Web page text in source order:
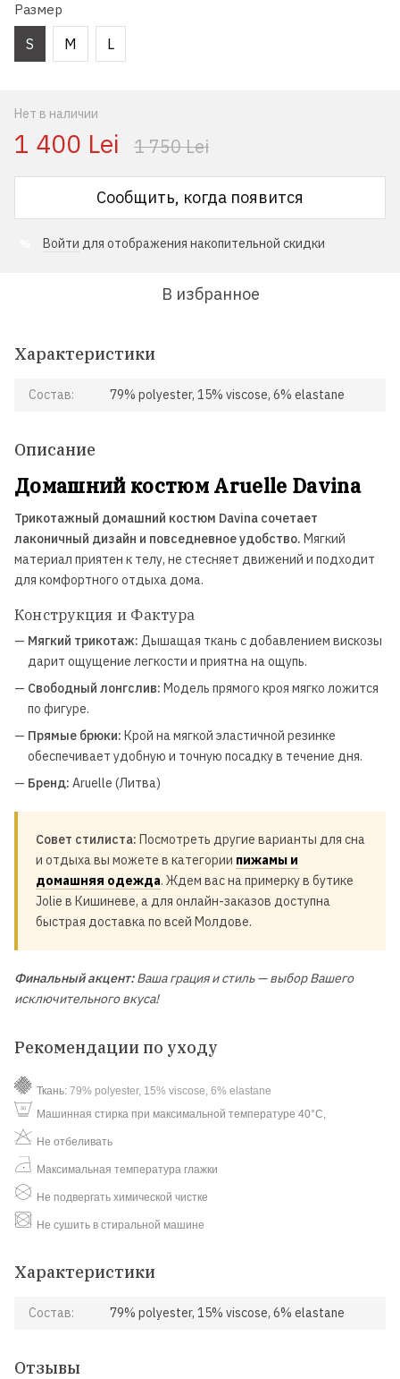
Размер
S M L
Нет в наличии
1 400 Lei 1 750 Lei
Сообщить, когда появится
Войти для отображения накопительной скидки
В избранное
Характеристики
Состав: 79% polyester, 15% viscose, 6% elastane
Описание
Домашний костюм Aruelle Davina
Трикотажный домашний костюм Davina сочетает
лаконичный дизайн и повседневное удобство. Мягкий
материал приятен к телу, не стесняет движений и подходит
для комфортного отдыха дома.
Конструкция и Фактура
— Мягкий трикотаж: Дышащая ткань с добавлением вискозы
дарит ощущение легкости и приятна на ощупь.
— Свободный лонгслив: Модель прямого кроя мягко ложится
по фигуре.
— Прямые брюки: Крой на мягкой эластичной резинке
обеспечивает удобную и точную посадку в течение дня.
— Бренд: Aruelle (Литва)
Совет стилиста: Посмотреть другие варианты для сна
и отдыха вы можете в категории пижамы и
домашняя одежда. Ждем вас на примерку в бутике
Jolie в Кишиневе, а для онлайн-заказов доступна
быстрая доставка по всей Молдове.
Финальный акцент:Ваша грация и стиль — выбор Вашего
исключительного вкуса!
Рекомендации по уходу
Ткань: 79% polyester, 15% viscose, 6% elastane
Машинная стирка при максимальной температуре 40°C,
Не отбеливать
Максимальная температура глажки
Не подвергать химической чистке
Не сушить в стиральной машине
Характеристики
Состав: 79% polyester, 15% viscose, 6% elastane
Отзывы